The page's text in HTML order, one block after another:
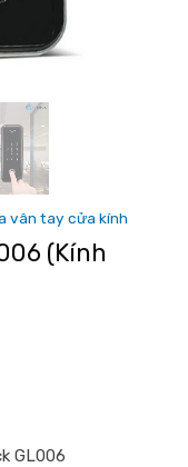
vân tay cửa kính
(Kính
GL006